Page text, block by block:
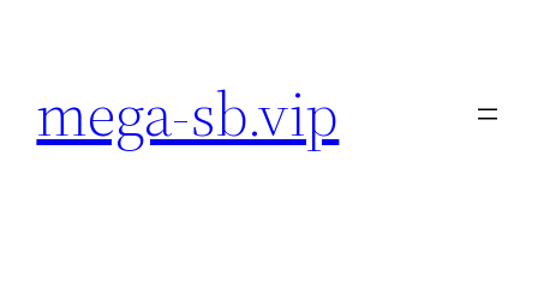
conteúdo
mega-sb.vip